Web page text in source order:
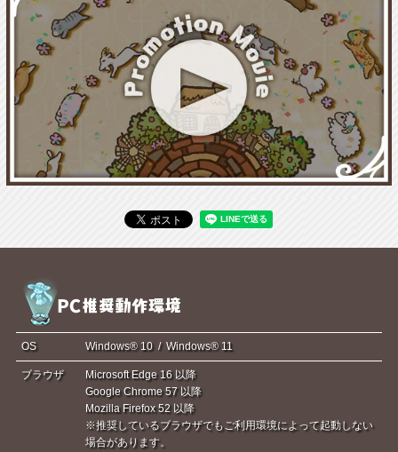
OS Windows® 10 / Windows® 11
ブラウザ
Microsoft Edge 16 以降
Google Chrome 57 以降
Mozilla Firefox 52 以降
※推奨しているブラウザでもご利用環境によって起動しない
場合があります。